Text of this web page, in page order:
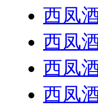
西凤
西凤
西凤
西凤